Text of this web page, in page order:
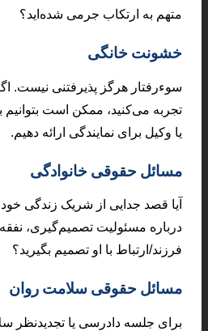
متهم به ارتکاب جرمی شده‌اید؟
خشونت خانگی
سوءرفتار هرگز پذیرفتنی نیست.
تجربه می‌کنید، ممکن است
یا وکیل برای نمایندگی ارائه دهیم.
مسائل حقوقی خانوادگی
آیا قصد جدایی از شریک زندگی خود
درباره مسئولیت تصمیم‌گیری،
فرزند/ارتباط با او تصمیم بگیرید؟
مسائل حقوقی سلامت روان
برای جلسه دادرسی یا تجدیدنظر